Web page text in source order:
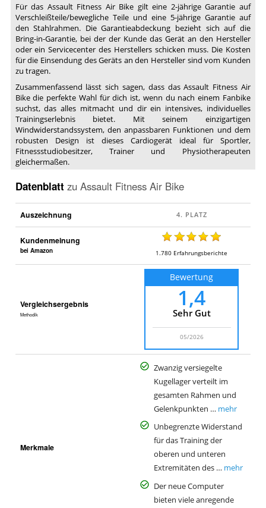
Für das Assault Fitness Air Bike gilt eine 2-jährige Garantie auf
Verschleißteile/bewegliche Teile und eine 5-jährige Garantie auf
den Stahlrahmen. Die Garantieabdeckung bezieht sich auf die
Bring-in-Garantie, bei der der Kunde das Gerät an den Hersteller
oder ein Servicecenter des Herstellers schicken muss. Die Kosten
für die Einsendung des Geräts an den Hersteller sind vom Kunden
zu tragen.
Zusammenfassend lässt sich sagen, dass das Assault Fitness Air
Bike die perfekte Wahl für dich ist, wenn du nach einem Fanbike
suchst, das alles mitmacht und dir ein intensives, individuelles
Trainingserlebnis bietet. Mit seinem einzigartigen
Windwiderstandssystem, den anpassbaren Funktionen und dem
robusten Design ist dieses Cardiogerät ideal für Sportler,
Fitnessstudiobesitzer, Trainer und Physiotherapeuten
gleichermaßen.
Datenblatt zu Assault Fitness Air Bike
Auszeichnung
Kundenmeinung
bei Amazon 1.780 Erfahrungsberichte
Vergleichsergebnis
Methodik
Bewertung
1,4
Sehr Gut
05/2026
Merkmale
Zwanzig versiegelte
Kugellager verteilt im
gesamten Rahmen und
Gelenkpunkten … mehr
Unbegrenzte Widerstand
für das Training der
oberen und unteren
Extremitäten des … mehr
Der neue Computer
bieten viele anregende